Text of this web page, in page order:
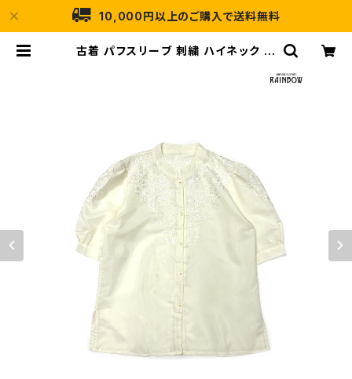
10,000円以上のご購入で送料無料
古着 パフスリーブ 刺繍 ハイネック 花
ロー (ttu2604028) | 古着屋RAI